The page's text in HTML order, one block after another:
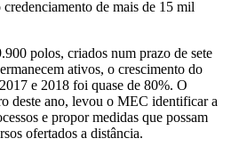
de mais de 15 mil
polos, criados num prazo de sete
ativos, o crescimento do
e 2018 foi quase de 80%. O
deste ano, levou o MEC identificar a
e propor medidas que possam
ofertados a distância.